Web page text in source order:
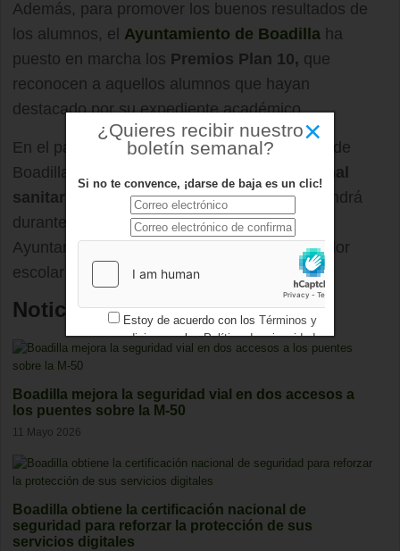
Además, para promover los buenos resultados de
los alumnos, el Ayuntamiento de Boadilla ha
puesto en marcha los Premios Plan 10, que
reconocen a aquellos alumnos que hayan
destacado por su expediente académico.
En el pasado curso escolar, el Ayuntamiento de
Boadilla promocionó la
presencia de personal
sanitario
en los centros públicos y se mantendrá
durante el presente curso. Además, desde el
Ayuntamiento se ofrecen ayudas para comedor
escolar a familias con menos recursos.
Noticias relacionadas
Boadilla mejora la seguridad vial en dos accesos a
los puentes sobre la M-50
11 Mayo 2026
Boadilla obtiene la certificación nacional de
seguridad para reforzar la protección de sus
servicios digitales
×
¿Quieres recibir nuestro
boletín semanal?
Si no te convence, ¡darse de baja es un clic!
Estoy de acuerdo con los Términos y
condicionesy losPolítica de privacidad